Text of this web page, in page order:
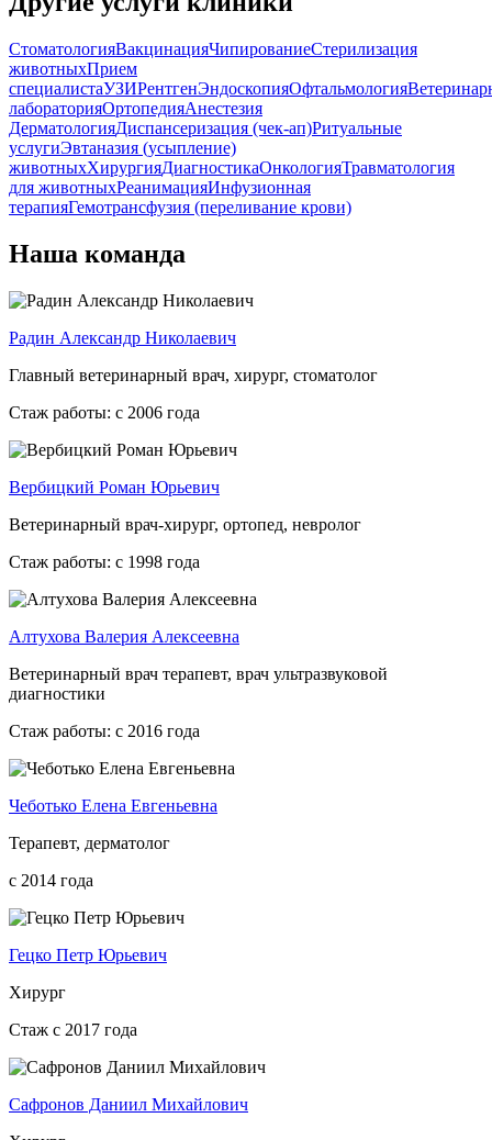
СтоматологияВакцинацияЧипированиеСтерилизация
животныхПрием
специалистаУЗИРентгенЭндоскопияОфтальмология
лабораторияОртопедияАнестезия
ДерматологияДиспансеризация (чек-ап)Ритуальные
услугиЭвтаназия (усыпление)
животныхХирургияДиагностикаОнкологияТравматология
для животныхРеанимацияИнфузионная
терапияГемотрансфузия (переливание крови)
Наша команда
Радин Александр Николаевич
Главный ветеринарный врач, хирург, стоматолог
Стаж работы: с 2006 года
Вербицкий Роман Юрьевич
Ветеринарный врач-хирург, ортопед, невролог
Стаж работы: с 1998 года
Алтухова Валерия Алексеевна
Ветеринарный врач терапевт, врач ультразвуковой
диагностики
Стаж работы: с 2016 года
Чеботько Елена Евгеньевна
Терапевт, дерматолог
с 2014 года
Гецко Петр Юрьевич
Хирург
Стаж с 2017 года
Сафронов Даниил Михайлович